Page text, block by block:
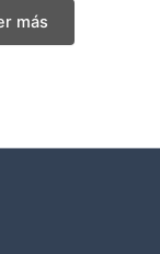
más